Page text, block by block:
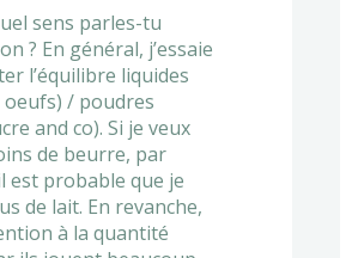
sens parles-tu
? En général, j’essaie
l’équilibre liquides
/ poudres
and co). Si je veux
de beurre, par
est probable que je
de lait. En revanche,
à la quantité